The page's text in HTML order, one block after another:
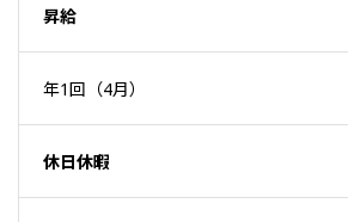
昇給
年1回（4月）
休日休暇